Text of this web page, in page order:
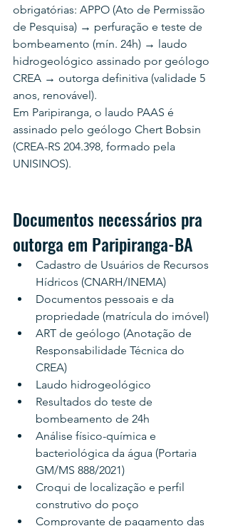
obrigatórias: APPO (Ato de Permissão
de Pesquisa) → perfuração e teste de
bombeamento (mín. 24h) → laudo
hidrogeológico assinado por geólogo
CREA → outorga definitiva (validade 5
anos, renovável).
Em Paripiranga, o laudo PAAS é
assinado pelo geólogo Chert Bobsin
(CREA-RS 204.398, formado pela
UNISINOS).
Documentos necessários pra
outorga em Paripiranga-BA
Cadastro de Usuários de Recursos
Hídricos (CNARH/INEMA)
Documentos pessoais e da
propriedade (matrícula do imóvel)
ART de geólogo (Anotação de
Responsabilidade Técnica do
CREA)
Laudo hidrogeológico
Resultados do teste de
bombeamento de 24h
Análise físico-química e
bacteriológica da água (Portaria
GM/MS 888/2021)
Croqui de localização e perfil
construtivo do poço
Comprovante de pagamento das